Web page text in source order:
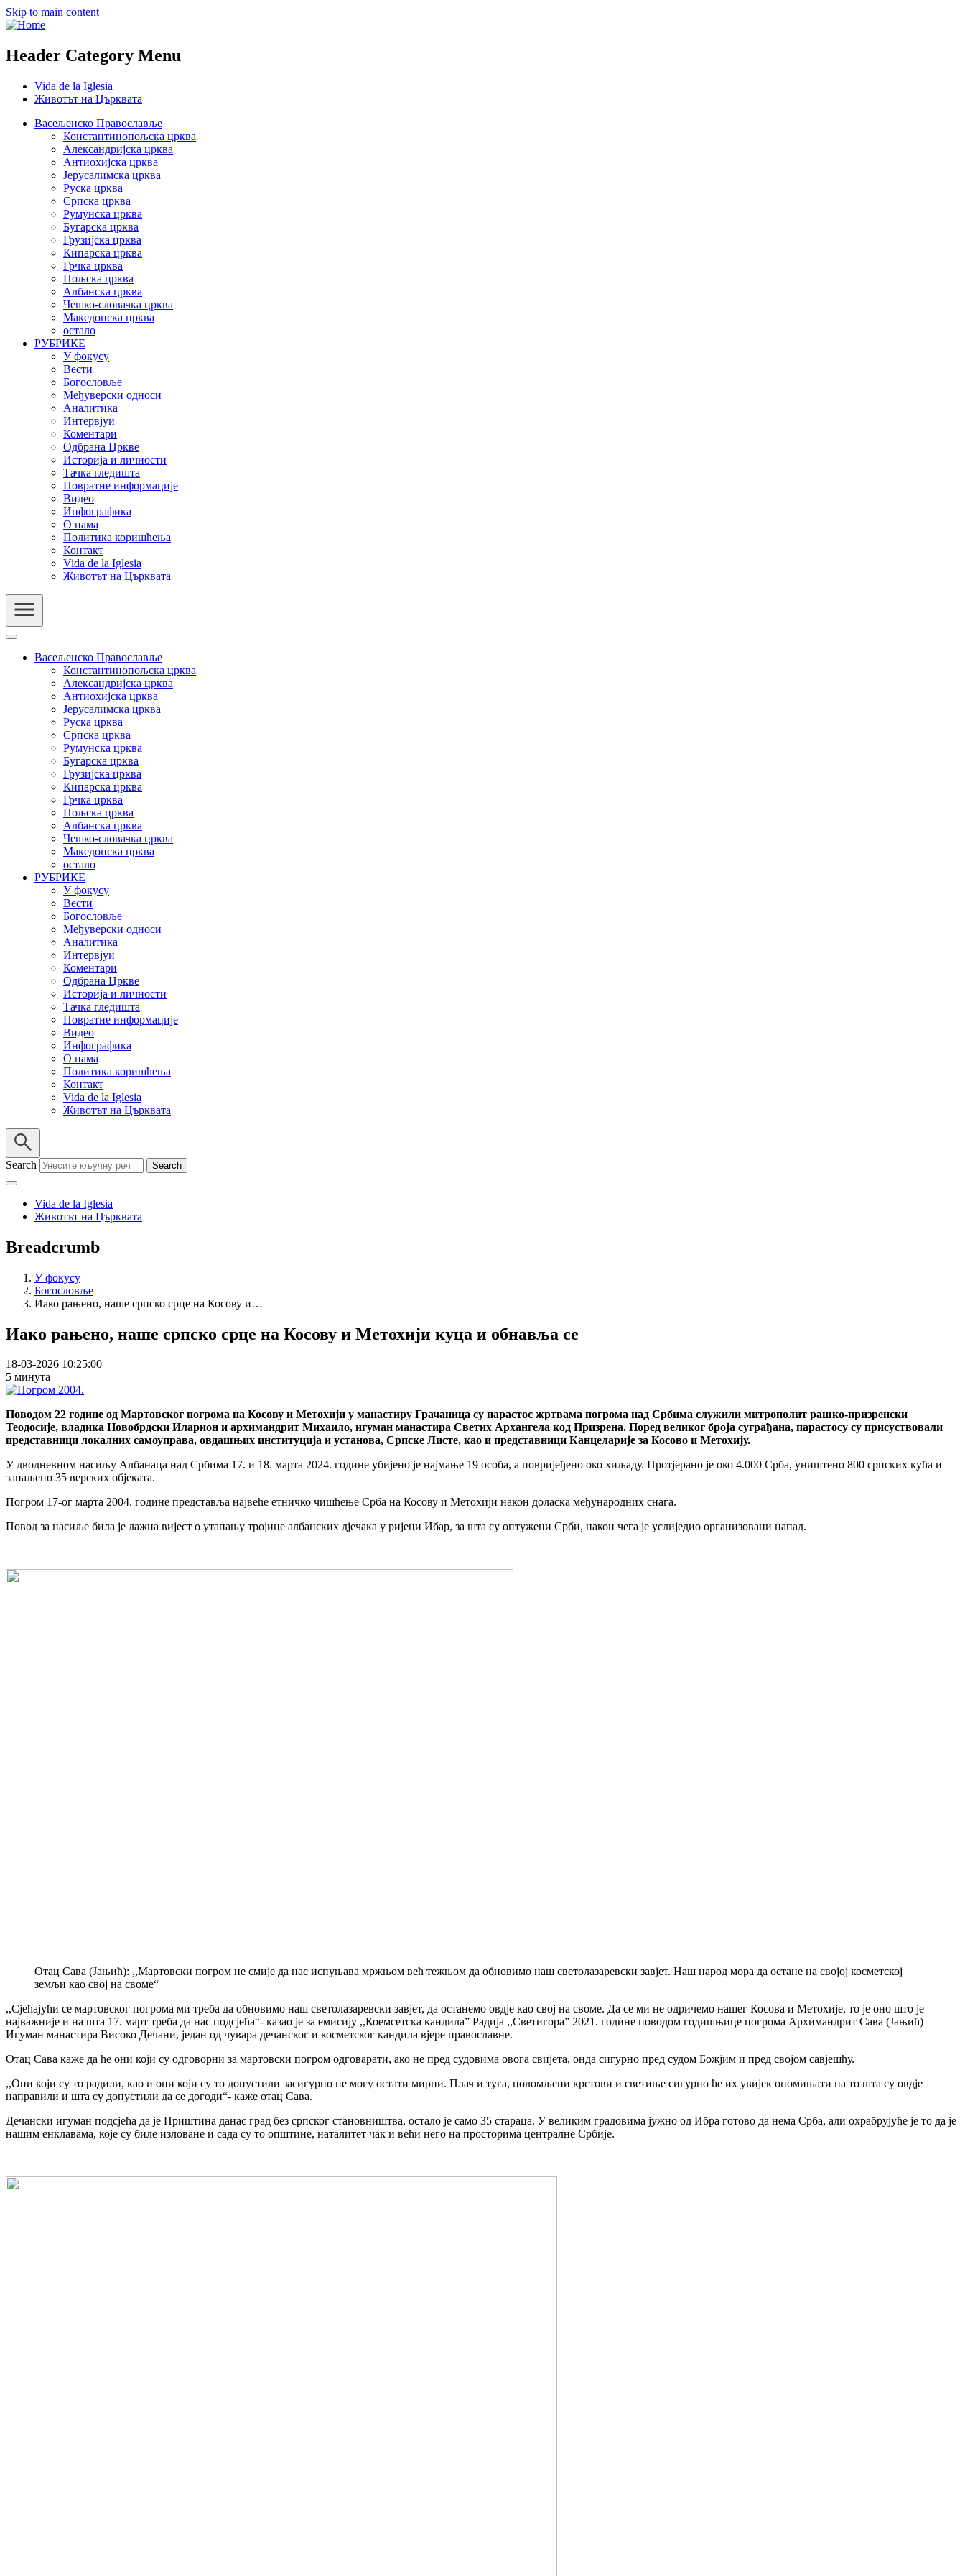
Skip to main content
Header Category Menu
Vida de la Iglesia
Животът на Църквата
Васељенско Православље
Константинопољска црква
Александријска црква
Антиохијска црква
Јерусалимска црква
Руска црква
Српска црква
Румунска црква
Бугарска црква
Грузијска црква
Кипарска црква
Грчка црква
Пољска црква
Албанска црква
Чешко-словачка црква
Македонска црква
остало
РУБРИКЕ
У фокусу
Вести
Богословље
Међуверски односи
Аналитика
Интервјуи
Коментари
Одбрана Цркве
Историја и личности
Тачка гледишта
Повратне информације
Видео
Инфографика
О нама
Политика коришћења
Контакт
Vida de la Iglesia
Животът на Църквата
Васељенско Православље
Константинопољска црква
Александријска црква
Антиохијска црква
Јерусалимска црква
Руска црква
Српска црква
Румунска црква
Бугарска црква
Грузијска црква
Кипарска црква
Грчка црква
Пољска црква
Албанска црква
Чешко-словачка црква
Македонска црква
остало
РУБРИКЕ
У фокусу
Вести
Богословље
Међуверски односи
Аналитика
Интервјуи
Коментари
Одбрана Цркве
Историја и личности
Тачка гледишта
Повратне информације
Видео
Инфографика
О нама
Политика коришћења
Контакт
Vida de la Iglesia
Животът на Църквата
Search
Vida de la Iglesia
Животът на Църквата
Breadcrumb
У фокусу
Богословље
Иако рањено, наше српско срце на Косову и…
Иако рањено, наше српско срце на Косову и Метохији куца и обнавља се
18-03-2026 10:25:00
5 минута
Поводом 22 године од Мартовског погрома на Косову и Метохији у манастиру Грачаница су парастос жртвама погрома над Србима служили митрополит рашко-призренски
Теодосије, владика Новобрдски Иларион и архимандрит Михаило, игуман манастира Светих Архангела код Призрена. Поред великог броја суграђана, парастосу су присуствовали
представници локалних самоуправа, овдашњих институција и установа, Српске Листе, као и представници Канцеларије за Косово и Метохију.
У дводневном насиљу Албанаца над Србима 17. и 18. марта 2024. године убијено је најмање 19 особа, а повријеђено око хиљаду. Протјерано је око 4.000 Срба, уништено 800 српских кућа и
запаљено 35 верских објеката.
Погром 17-ог марта 2004. године представља највеће етничко чишћење Срба на Косову и Метохији након доласка међународних снага.
Повод за насиље била је лажна вијест о утапању тројице албанских дјечака у ријеци Ибар, за шта су оптужени Срби, након чега је услиједио организовани напад.
Отац Сава (Јањић): ,,Мартовски погром не смије да нас испуњава мржњом већ тежњом да обновимо наш светолазаревски завјет. Наш народ мора да остане на својој косметској
земљи као свој на своме“
,,Сјећајући се мартовског погрома ми треба да обновимо наш светолазаревски завјет, да останемо овдје као свој на своме. Да се ми не одричемо нашег Косова и Метохије, то је оно што је
најважније и на шта 17. март треба да нас подсјећа“- казао је за емисију ,,Коемсетска кандила” Радија ,,Светигора” 2021. године поводом годишњице погрома Архимандрит Сава (Јањић)
Игуман манастира Високо Дечани, један од чувара дечанског и косметског кандила вјере православне.
Отац Сава каже да ће они који су одговорни за мартовски погром одговарати, ако не пред судовима овога свијета, онда сигурно пред судом Божјим и пред својом савјешћу.
,,Они који су то радили, као и они који су то допустили засигурно не могу остати мирни. Плач и туга, поломљени крстови и светиње сигурно ће их увијек опомињати на то шта су овдје
направили и шта су допустили да се догоди“- каже отац Сава.
Дечански игуман подсјећа да је Приштина данас град без српског становништва, остало је само 35 стараца. У великим градовима јужно од Ибра готово да нема Срба, али охрабрујуће је то да је
нашим енклавама, које су биле изловане и сада су то општине, наталитет чак и већи него на просторима централне Србије.